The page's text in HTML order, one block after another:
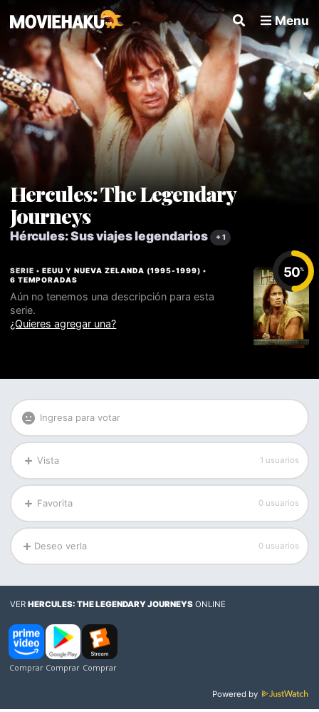
Menu
Hercules: The Legendary
Journeys
Hércules: Sus viajes legendarios + 1
50%
SERIE •EEUU YNUEVA ZELANDA (1995-1999) •
6 TEMPORADAS
Aún no tenemos una descripción para esta
serie.
¿Quieres agregar una?
Ingresa para votar
Vista 1 usuarios
Favorita 0 usuarios
Deseo verla 0 usuarios
VERHERCULES: THE LEGENDARY JOURNEYS ONLINE
Powered by